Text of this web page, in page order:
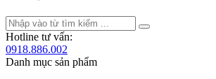
Hotline tư vấn:
0918.886.002
Danh mục sản phẩm